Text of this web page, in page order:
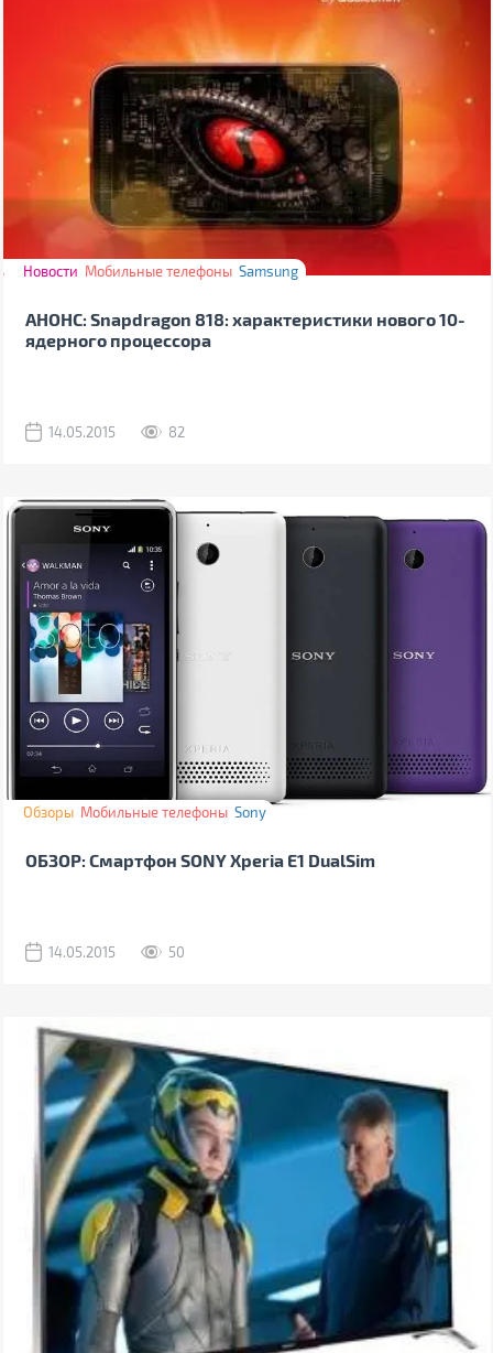
Новости Мобильные телефоны Samsung
АНОНС: Snapdragon 818: характеристики нового 10-
ядерного процессора
14.05.2015 82
Обзоры Мобильные телефоны Sony
ОБЗОР: Смартфон SONY Xperia E1 DualSim
14.05.2015 50